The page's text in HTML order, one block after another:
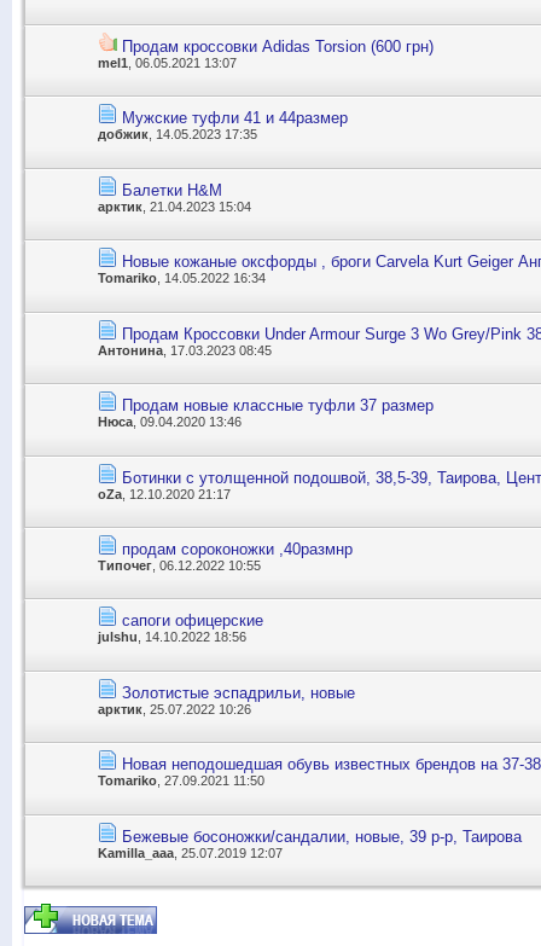
Продам кроссовки Adidas Torsion (600 грн)
mel1 , 06.05.2021 13:07
Мужские туфли 41 и 44размер
добжик , 14.05.2023 17:35
Балетки H&M
арктик , 21.04.2023 15:04
Новые кожаные оксфорды , броги Сarvela Kurt Geiger
Tomariko , 14.05.2022 16:34
Продам Кроссовки Under Armour Surge 3 Wo Grey/Pink
Антонина , 17.03.2023 08:45
Продам новые классные туфли 37 размер
Нюса , 09.04.2020 13:46
Ботинки с утолщенной подошвой, 38,5-39, Таирова,
oZa , 12.10.2020 21:17
продам сороконожки ,40размнр
Типочег , 06.12.2022 10:55
сапоги офицерские
julshu, 14.10.2022 18:56
Золотистые эспадрильи, новые
арктик , 25.07.2022 10:26
Новая неподошедшая обувь известных брендов на 37-
Tomariko , 27.09.2021 11:50
Бежевые босоножки/сандалии, новые, 39 р-р, Таирова
Kamilla_aaa , 25.07.2019 12:07